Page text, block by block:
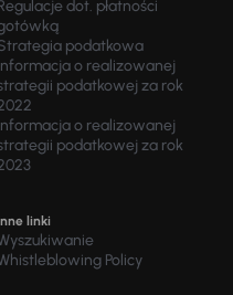
dot. płatności
podatkowa
o realizowanej
podatkowej za rok
o realizowanej
podatkowej za rok
linki
Policy